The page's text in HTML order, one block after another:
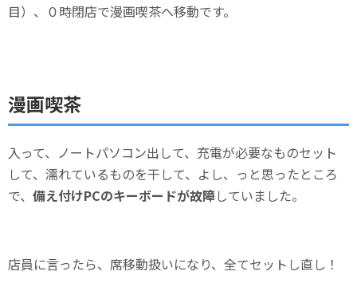
目）、０時閉店で漫画喫茶へ移動です。
漫画喫茶
入って、ノートパソコン出して、充電が必要なものセット
して、濡れているものを干して、よし、っと思ったところ
で、 備え付けPCのキーボードが故障 していました。
店員に言ったら、席移動扱いになり、全てセットし直し！